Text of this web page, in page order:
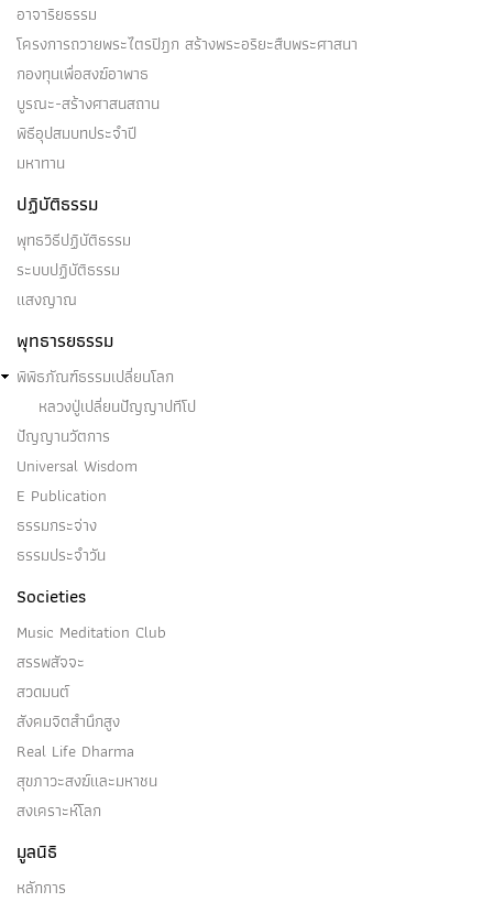
อาจาริยธรรม
โครงการถวายพระไตรปิฎก สร้างพระอริยะสืบพระศาสนา
กองทุนเพื่อสงฆ์อาพาธ
บูรณะ-สร้างศาสนสถาน
พิธีอุปสมบทประจำปี
มหาทาน
ปฏิบัติธรรม
พุทธวิธีปฏิบัติธรรม
ระบบปฏิบัติธรรม
แสงญาณ
พุทธารยธรรม
พิพิธภัณฑ์ธรรมเปลี่ยนโลก
หลวงปู่เปลี่ยนปัญญาปทีโป
ปัญญานวัตการ
Universal Wisdom
E Publication
ธรรมกระจ่าง
ธรรมประจำวัน
Societies
Music Meditation Club
สรรพสัจจะ
สวดมนต์
สังคมจิตสำนึกสูง
Real Life Dharma
สุขภาวะสงฆ์และมหาชน
สงเคราะห์โลก
มูลนิธิ
หลักการ